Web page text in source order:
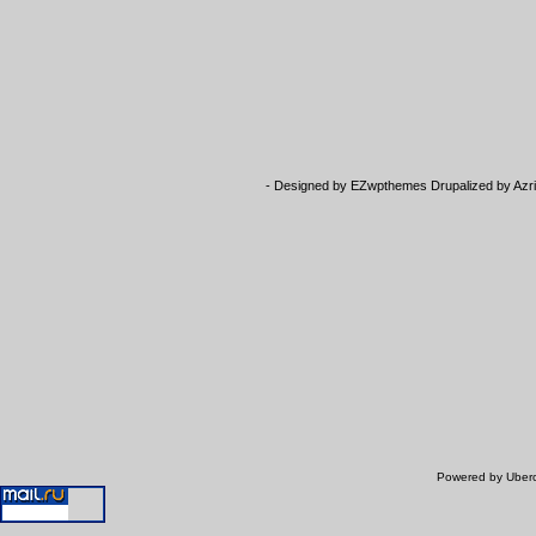
- Designed by EZwpthemes Drupalized by
Powered by